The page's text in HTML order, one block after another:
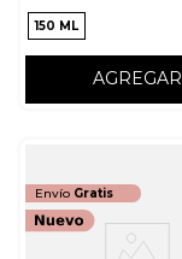
150 ML
AGREGAR
Envío Gratis